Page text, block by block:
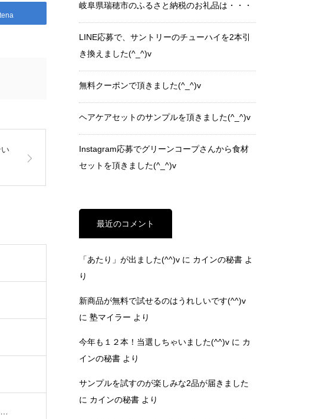
…
岐阜県瑞穂市のふるさと納税のお礼品は・・・
LINE応募で、サントリーのチューハイを2本引
き換えました(^_^)v
無料クーポンで頂きました(^_^)v
ヘアケアセットのサンプルを頂きました(^_^)v
Instagram応募でグリーンコープさんから食材
セットを頂きました(^_^)v
最近のコメント
「あたり」が出ました(^^)v に カインの秘書 よ
り
新商品が無料で試せるのはうれしいです(^^)v
に 塾マイラー より
今年も１２本！当選しちゃいました(^^)v に カ
インの秘書 より
サンプルを試すのが楽しみな2品が届きました
に カインの秘書 より